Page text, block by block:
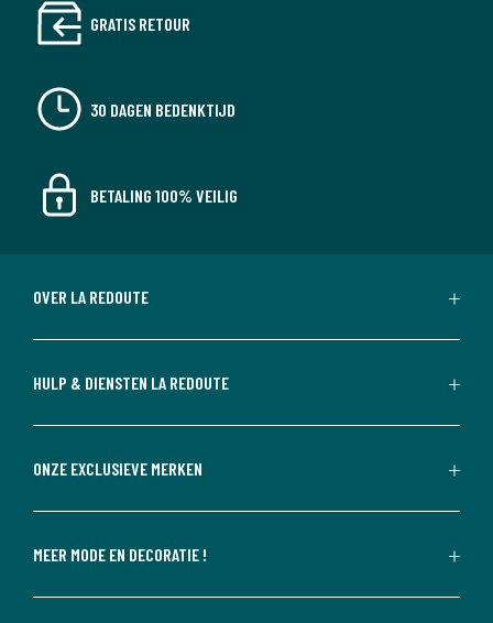
GRATIS RETOUR
30 DAGEN BEDENKTIJD
BETALING 100% VEILIG
OVER LA REDOUTE
HULP & DIENSTEN LA REDOUTE
ONZE EXCLUSIEVE MERKEN
MEER MODE EN DECORATIE !